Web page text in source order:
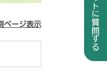
ページ表示